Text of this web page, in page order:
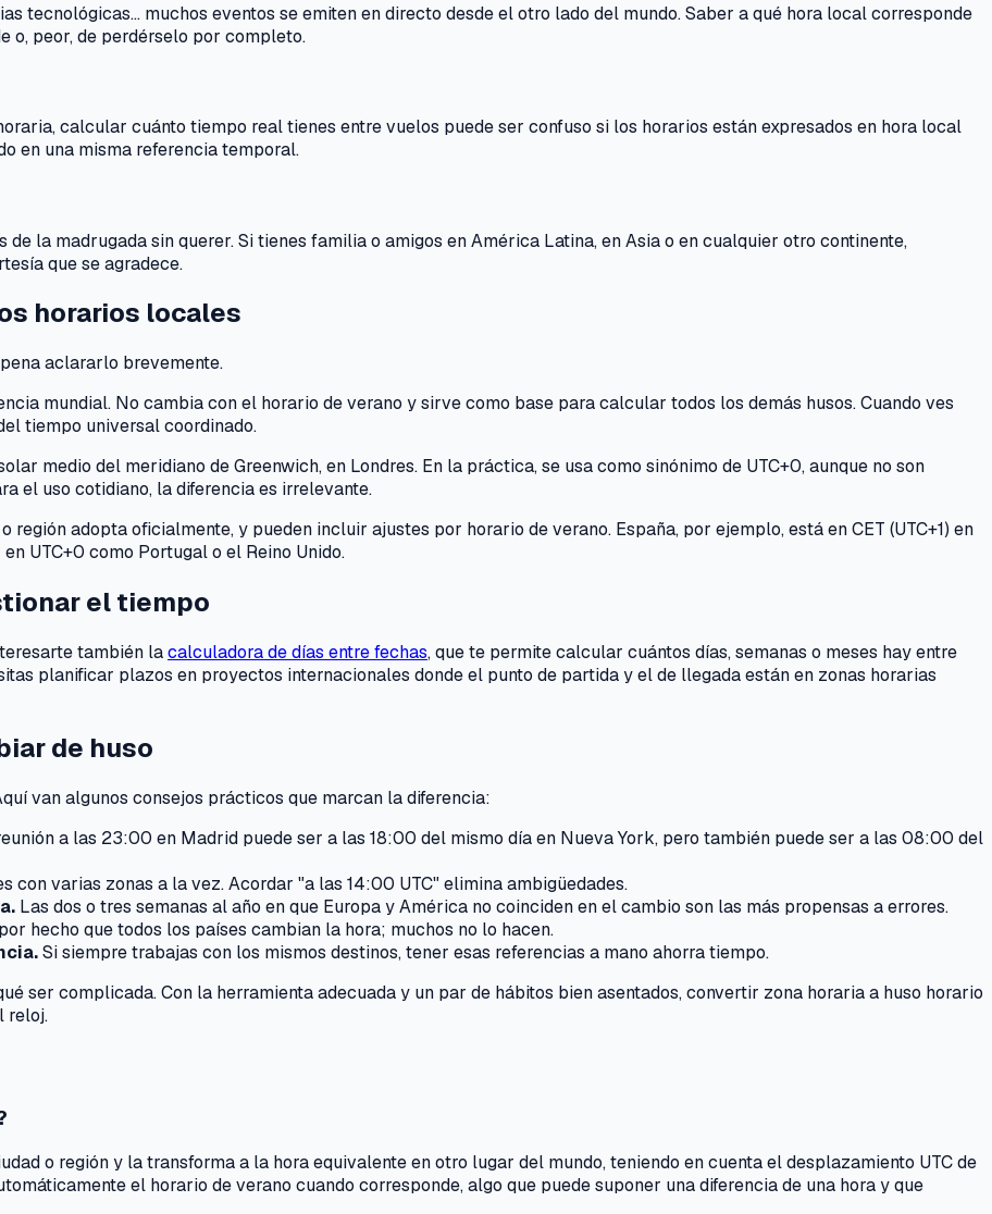
tecnológicas… muchos eventos se emiten en directo desde el otro lado del mundo. Saber a qué hora local corresponde
o, peor, de perdérselo por completo.
calcular cuánto tiempo real tienes entre vuelos puede ser confuso si los horarios están expresados en hora local
en una misma referencia temporal.
la madrugada sin querer. Si tienes familia o amigos en América Latina, en Asia o en cualquier otro continente,
que se agradece.
horarios locales
aclararlo brevemente.
mundial. No cambia con el horario de verano y sirve como base para calcular todos los demás husos. Cuando ves
tiempo universal coordinado.
medio del meridiano de Greenwich, en Londres. En la práctica, se usa como sinónimo de UTC+0, aunque no son
el uso cotidiano, la diferencia es irrelevante.
región adopta oficialmente, y pueden incluir ajustes por horario de verano. España, por ejemplo, está en CET (UTC+1) en
UTC+0 como Portugal o el Reino Unido.
el tiempo
también lacalculadora de días entre fechas, que te permite calcular cuántos días, semanas o meses hay entre
planificar plazos en proyectos internacionales donde el punto de partida y el de llegada están en zonas horarias
de huso
van algunos consejos prácticos que marcan la diferencia:
a las 23:00 en Madrid puede ser a las 18:00 del mismo día en Nueva York, pero también puede ser a las 08:00 del
con varias zonas a la vez. Acordar "a las 14:00 UTC" elimina ambigüedades.
Las dos o tres semanas al año en que Europa y América no coinciden en el cambio son las más propensas a errores.
hecho que todos los países cambian la hora; muchos no lo hacen.
Si siempre trabajas con los mismos destinos, tener esas referencias a mano ahorra tiempo.
ser complicada. Con la herramienta adecuada y un par de hábitos bien asentados, convertir zona horaria a huso horario
reloj.
o región y la transforma a la hora equivalente en otro lugar del mundo, teniendo en cuenta el desplazamiento UTC de
el horario de verano cuando corresponde, algo que puede suponer una diferencia de una hora y que